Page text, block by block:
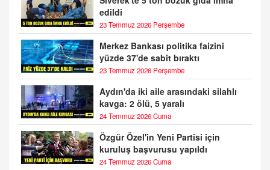
edildi
23 Temmuz 2026 Perşembe
Merkez Bankası politika faizini
yüzde 37'de sabit bıraktı
23 Temmuz 2026 Perşembe
Aydın'da iki aile arasındaki silahlı
kavga: 2 ölü, 5 yaralı
24 Temmuz 2026 Cuma
Özgür Özel'in Yeni Partisi için
kuruluş başvurusu yapıldı
24 Temmuz 2026 Cuma